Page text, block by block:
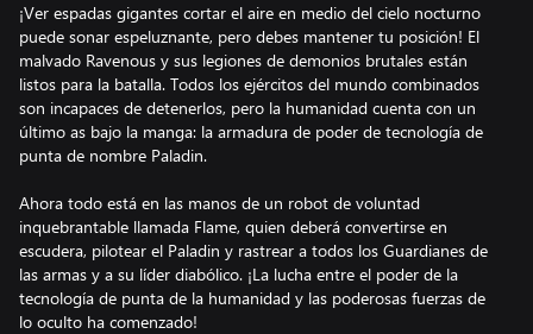
¡Ver espadas gigantes cortar el aire en medio del cielo nocturno
puede sonar espeluznante, pero debes mantener tu posición! El
malvado Ravenous y sus legiones de demonios brutales están
listos para la batalla. Todos los ejércitos del mundo combinados
son incapaces de detenerlos, pero la humanidad cuenta con un
último as bajo la manga: la armadura de poder de tecnología de
punta de nombre Paladin.
Ahora todo está en las manos de un robot de voluntad
inquebrantable llamada Flame, quien deberá convertirse en
escudera, pilotear el Paladin y rastrear a todos los Guardianes de
las armas y a su líder diabólico. ¡La lucha entre el poder de la
tecnología de punta de la humanidad y las poderosas fuerzas de
lo oculto ha comenzado!